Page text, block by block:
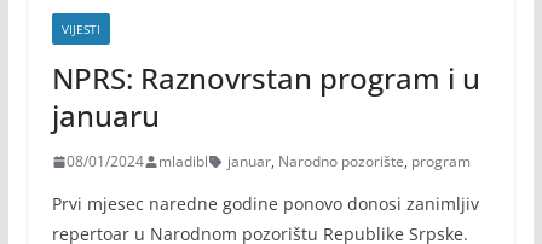
VIJESTI
NPRS: Raznovrstan program i u
januaru
08/01/2024 mladibl januar, Narodno pozorište, program
Prvi mjesec naredne godine ponovo donosi zanimljiv
repertoar u Narodnom pozorištu Republike Srpske.